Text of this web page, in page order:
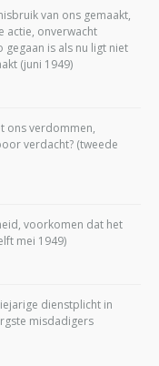
van ons gemaakt,
actie, onverwacht
is als nu ligt niet
(juni 1949)
ons verdommen,
verdacht? (tweede
voorkomen dat het
mei 1949)
dienstplicht in
misdadigers